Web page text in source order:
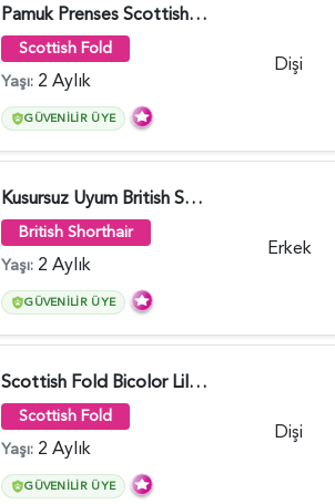
Pamuk Prenses Scottish Fold Maviş Yavrumuz - 6009
Scottish Fold
Yaşı: 2 Aylık
GÜVENILIR ÜYE
Dişi
Kusursuz Uyum British Shorthair Bi Color Erkek - 6011
British Shorthair
Yaşı: 2 Aylık
GÜVENILIR ÜYE
Erkek
Scottish Fold Bicolor Lilac Dişi - 6014
Scottish Fold
Yaşı: 2 Aylık
GÜVENILIR ÜYE
Dişi